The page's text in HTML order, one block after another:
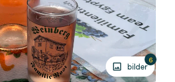
bilder
6